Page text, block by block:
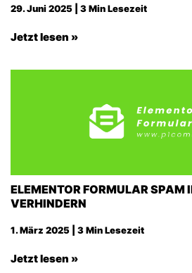
29. Juni 2025 | 3 Min Lesezeit
Jetzt lesen »
ELEMENTOR FORMULAR SPAM
VERHINDERN
1. März 2025 | 3 Min Lesezeit
Jetzt lesen »